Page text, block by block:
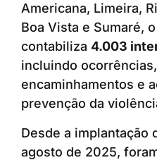
Americana, Limeira,
Boa Vista e Sumaré,
contabiliza 4.003
incluindo
encaminhamentos e
prevenção da
Desde a implantação
agosto de 2025,